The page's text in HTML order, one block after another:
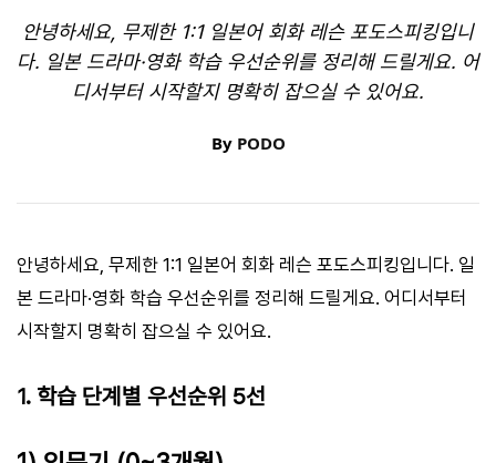
안녕하세요, 무제한 1:1 일본어 회화 레슨 포도스피킹입니
다. 일본 드라마·영화 학습 우선순위를 정리해 드릴게요. 어
디서부터 시작할지 명확히 잡으실 수 있어요.
By PODO
안녕하세요, 무제한 1:1 일본어 회화 레슨 포도스피킹입니다. 일
본 드라마·영화 학습 우선순위를 정리해 드릴게요. 어디서부터
시작할지 명확히 잡으실 수 있어요.
1. 학습 단계별 우선순위 5선